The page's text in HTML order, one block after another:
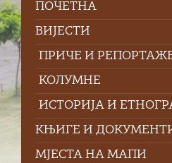
ПOЧЕТНА
ВИЈЕСТИ
ПРИЧЕ И
КОЛУМНЕ
ИСТОРИЈА И
КЊИГЕ И
МЈЕСТА НА МАПИ